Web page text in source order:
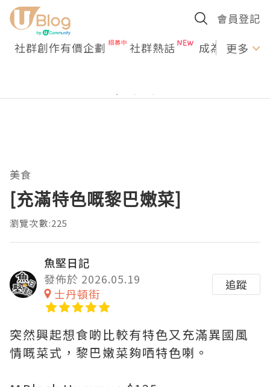
會員登記
社群創作有價企劃 社群熱話 成為U更多
美食
[充滿特色嘅黎巴嫩菜]
瀏覽次數:225
魚堅日記
發佈於 2026.05.19
士丹頓街
追蹤
突然興起想食啲比較有特色又充滿異國風
情嘅菜式，黎巴嫩菜夠哂特色喇。